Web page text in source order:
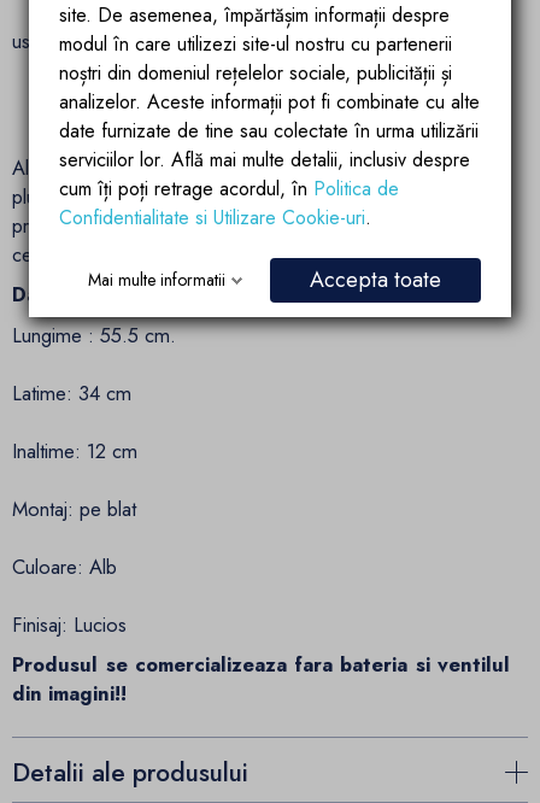
Finisaj alb lucios pentru un aspect impecabil si intretinere
usoara​
Montaj pe blat pentru o instalare flexibila si personalizata​
Alege lavoarul Eliza de la Ego Interiors pentru a aduce un
plus de eleganta si functionalitate baii tale, beneficiind de un
produs de calitate superioara, conceput pentru a satisface
cele mai exigente gusturi.
Date tehnice:
Lungime : 55.5 cm.
Latime: 34 cm
Inaltime: 12 cm
Montaj: pe blat
Culoare: Alb
Finisaj: Lucios
Produsul se comercializeaza fara bateria si ventilul
din imagini!!
Detalii ale produsului
site. De asemenea, împărtășim informații despre
modul în care utilizezi site-ul nostru cu partenerii
noștri din domeniul rețelelor sociale, publicității și
analizelor. Aceste informații pot fi combinate cu alte
date furnizate de tine sau colectate în urma utilizării
serviciilor lor. Află mai multe detalii, inclusiv despre
cum îți poți retrage acordul, în Politica de
Confidentialitate si Utilizare Cookie-uri.
Mai multe informatii Accepta toate